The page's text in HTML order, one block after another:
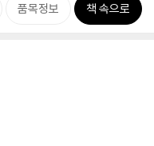
품목정보 책 속으로